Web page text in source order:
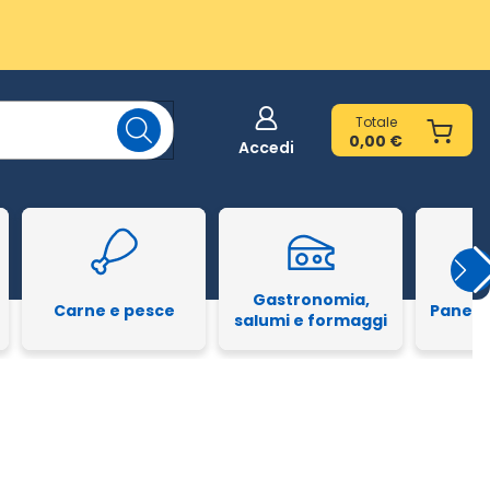
Accedi
Totale
0,00 €
Carne e pesce
Gastronomia,
salumi e formaggi
Pane